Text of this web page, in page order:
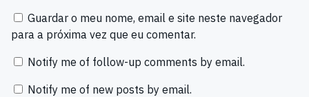
Guardar o meu nome, email e site neste navegador
para a próxima vez que eu comentar.
Notify me of follow-up comments by email.
Notify me of new posts by email.